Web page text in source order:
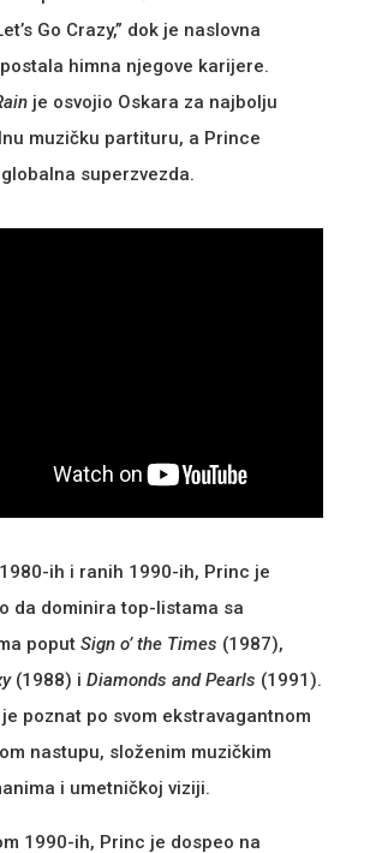
Go Crazy,” dok je naslovna
himna njegove karijere.
je osvojio Oskara za najbolju
muzičku partituru, a Prince
superzvezda.
ih i ranih 1990-ih, Princ je
da dominira top-listama sa
poputSign o’ the Times (1987),
(1988) iDiamonds and Pearls (1991).
poznat po svom ekstravagantnom
nastupu, složenim muzičkim
i umetničkoj viziji.
1990-ih, Princ je dospeo na